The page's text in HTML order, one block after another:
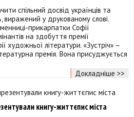
спільний досвід українців та
виражений у друкованому слові.
прикарпатки Софії
на здобуття премії
художньої літератури. «Зустріч» –
премія. Вона присуджується
Докладніше >>
книгу-життєпис міста